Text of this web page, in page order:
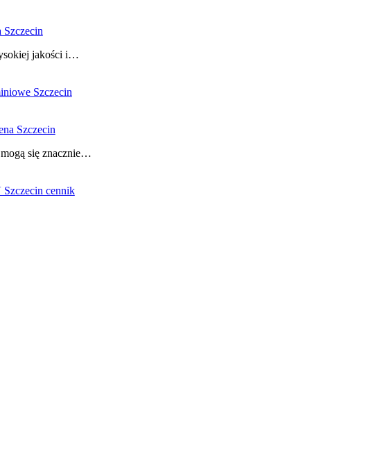
Szczecin
jakości i…
Szczecin
Szczecin
się znacznie…
cennik